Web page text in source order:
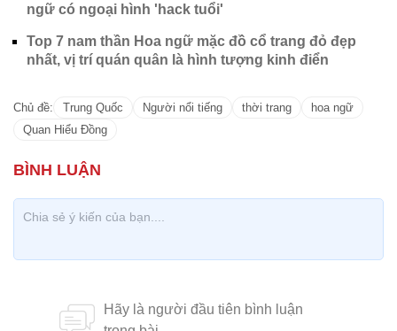
ngữ có ngoại hình 'hack tuổi'
Top 7 nam thần Hoa ngữ mặc đồ cổ trang đỏ đẹp
nhất, vị trí quán quân là hình tượng kinh điển
Chủ đề: Trung Quốc Người nổi tiếng thời trang
hoa ngữ
Quan Hiểu Đồng